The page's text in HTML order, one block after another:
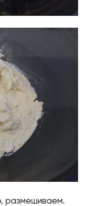
размешиваем.